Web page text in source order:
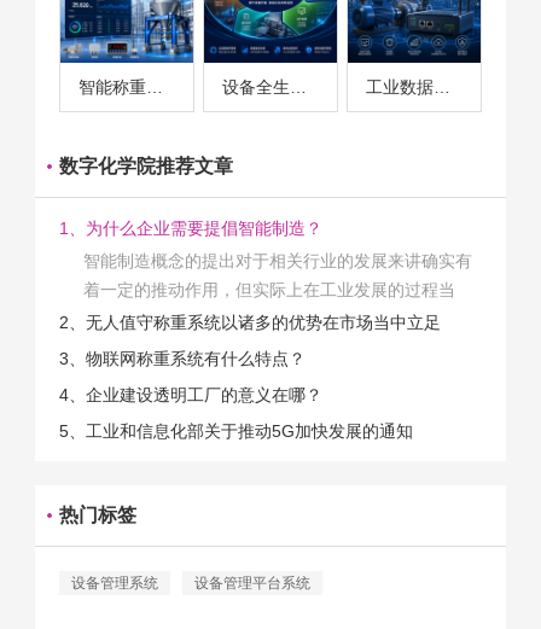
智能称重系统案例 设备全生命周期管理案例 工业数据采集与设备监控案例
数字化学院推荐文章
1、为什么企业需要提倡智能制造？
智能制造概念的提出对于相关行业的发展来讲确实有
着一定的推动作用，但实际上在工业发展的过程当
中，能够推动相关产业发展的具体结束是非常的多
的。那么为什么企业一定需要...
2、无人值守称重系统以诸多的优势在市场当中立足
3、物联网称重系统有什么特点？
4、企业建设透明工厂的意义在哪？
5、工业和信息化部关于推动5G加快发展的通知
热门标签
设备管理系统 设备管理平台系统